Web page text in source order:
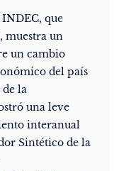
que
muestra un
un cambio
del país
la
una leve
interanual
Sintético de la